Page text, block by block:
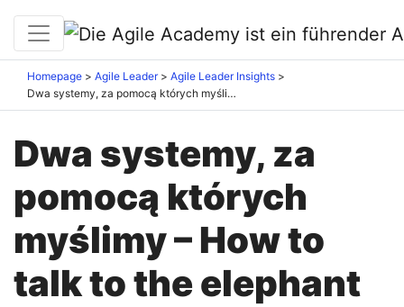
Homepage Agile Leader
Agile Leader Insights
Dwa systemy, za pomocą których myślimy – How to talk to the elephant
Dwa systemy, za
pomocą których
myślimy – How to
talk to the elephant